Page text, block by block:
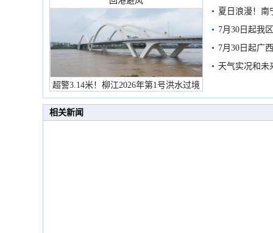
超警3.14米！柳江2026年第1号洪水过境
市民在堤岸见证汛况
夏日浪漫！南
7月30日起我
7月30日起广
天气实况和未
相关新闻